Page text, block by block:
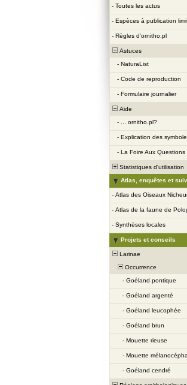
- Toutes les actus
- Espèces à publication
- Règles d’ornitho.pl
Astuces
- NaturaList
- Code de reproduction
- Formulaire journalier
Aide
-
... ornitho.pl?
- Explication des
- La Foire Aux Questions
Statistiques d'utilisation
Atlas, enquêtes et
- Atlas des Oiseaux
- Atlas de la faune de
- Synthèses locales
Projets et conseils
Larinae
Occurrence
- Goéland pontique
- Goéland argenté
- Goéland leucophée
- Goéland brun
- Mouette rieuse
- Mouette
- Goéland cendré